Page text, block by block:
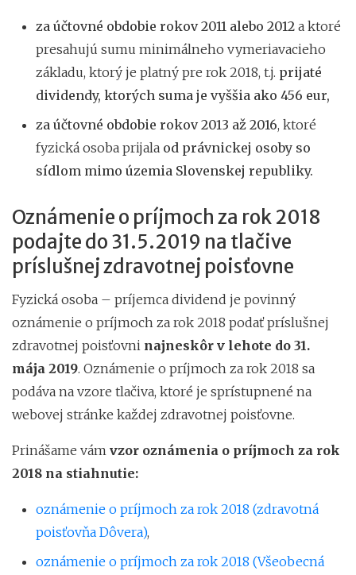
za účtovné obdobie rokov 2011 alebo 2012 a ktoré
presahujú sumu minimálneho vymeriavacieho
základu, ktorý je platný pre rok 2018, t.j. prijaté
dividendy, ktorých suma je vyššia ako 456 eur,
za účtovné obdobie rokov 2013 až 2016, ktoré
fyzická osoba prijala od právnickej osoby so
sídlom mimo územia Slovenskej republiky.
Oznámenie o príjmoch za rok 2018
podajte do 31.5.2019 na tlačive
príslušnej zdravotnej poisťovne
Fyzická osoba – príjemca dividend je povinný
oznámenie o príjmoch za rok 2018 podať príslušnej
zdravotnej poisťovni najneskôr v lehote do 31.
mája 2019. Oznámenie o príjmoch za rok 2018 sa
podáva na vzore tlačiva, ktoré je sprístupnené na
webovej stránke každej zdravotnej poisťovne.
Prinášame vám vzor oznámenia o príjmoch za rok
2018 na stiahnutie:
oznámenie o príjmoch za rok 2018 (zdravotná
poisťovňa Dôvera),
oznámenie o príjmoch za rok 2018 (Všeobecná